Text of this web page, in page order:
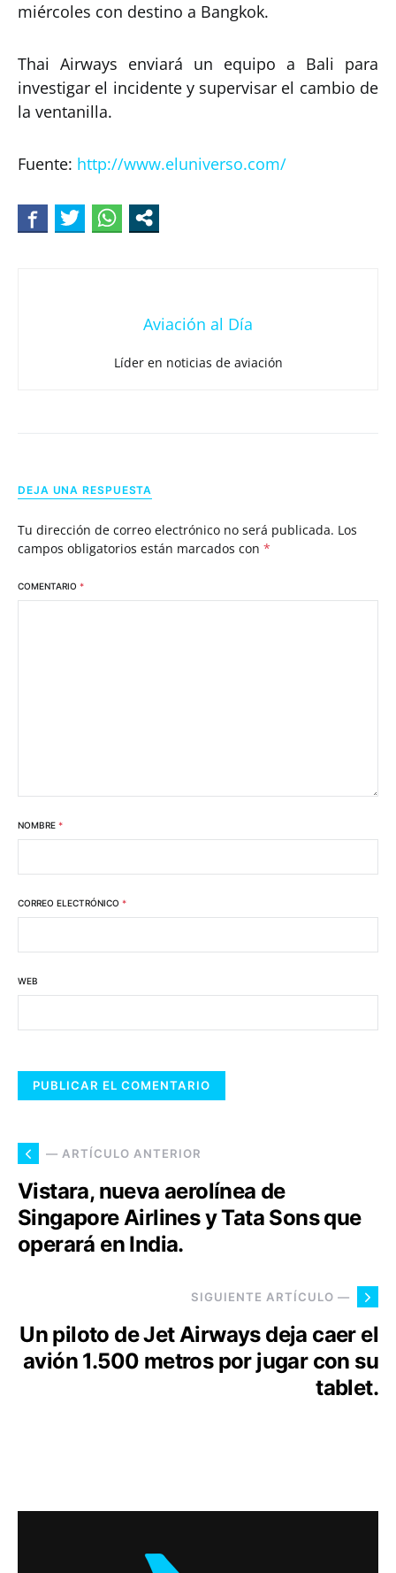
miércoles con destino a Bangkok.
Thai Airways enviará un equipo a Bali para
investigar el incidente y supervisar el cambio de
la ventanilla.
Fuente: http://www.eluniverso.com/
Aviación al Día
Líder en noticias de aviación
DEJA UNA RESPUESTA
Tu dirección de correo electrónico no será publicada. Los
campos obligatorios están marcados con *
COMENTARIO *
NOMBRE *
CORREO ELECTRÓNICO *
WEB
— ARTÍCULO ANTERIOR
Vistara, nueva aerolínea de
Singapore Airlines y Tata Sons que
operará en India.
SIGUIENTE ARTÍCULO —
Un piloto de Jet Airways deja caer el
avión 1.500 metros por jugar con su
tablet.